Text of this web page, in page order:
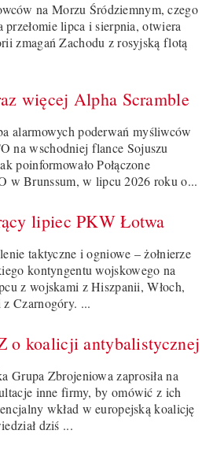
na Morzu Śródziemnym, czego
lipca i sierpnia, otwiera
zmagań Zachodu z rosyjską flotą
więcej Alpha Scramble
alarmowych poderwań myśliwców
na wschodniej flance Sojuszu
poinformowało Połączone
w Brunssum, w lipcu 2026 roku o...
lipiec PKW Łotwa
taktyczne i ogniowe – żołnierze
kontyngentu wojskowego na
z wojskami z Hiszpanii, Włoch,
z Czarnogóry. ...
o koalicji antybalistycznej
Grupa Zbrojeniowa zaprosiła na
inne firmy, by omówić z ich
wkład w europejską koalicję
dziś ...